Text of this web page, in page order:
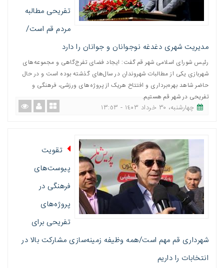
تفریحی مطالبه
مردم قم است/
مدیریت شهری دغدغه نوجوانان و جوانان را دارد
رئیس شورای اسلامی شهر قم گفت: ایجاد فضای تفرج‌گاهی و مجموعه‌های
شهربازی یکی از مطالبات شهروندان در سال‌های گذشته بوده است و در حال
حاضر شاهد بهره‌برداری و افتتاح هریک از پروژه‌های ورزشی، فرهنگی و
تفریحی در شهر قم هستیم.
چهارشنبه، ٣٠ خرداد ١٤٠٣ - ١٣:٥٣
تقویت
پیوست‌های
فرهنگی در
پروژه‌های
تفریحی برای
شهرداری قم مهم است/همه وظیفه زمینه‌سازی مشارکت بالا در
انتخابات را داریم